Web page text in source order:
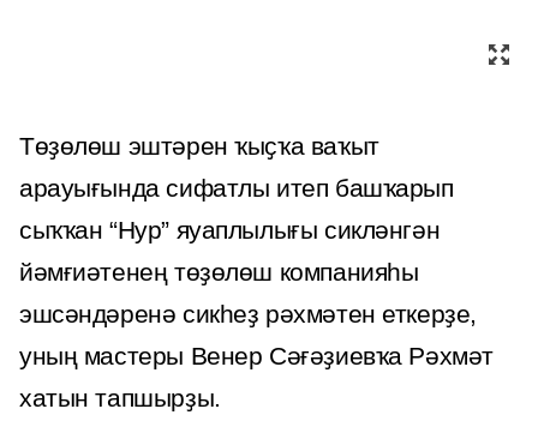
Төҙөлөш эштәрен ҡыҫҡа ваҡыт
арауығында сифатлы итеп башҡарып
сыҡҡан “Нур” яуаплылығы сикләнгән
йәмғиәтенең төҙөлөш компанияһы
эшсәндәренә сикһеҙ рәхмәтен еткерҙе,
уның мастеры Венер Сәғәҙиевҡа Рәхмәт
хатын тапшырҙы.